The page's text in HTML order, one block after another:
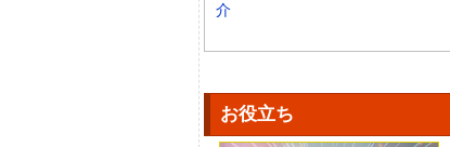
介
お役立ち